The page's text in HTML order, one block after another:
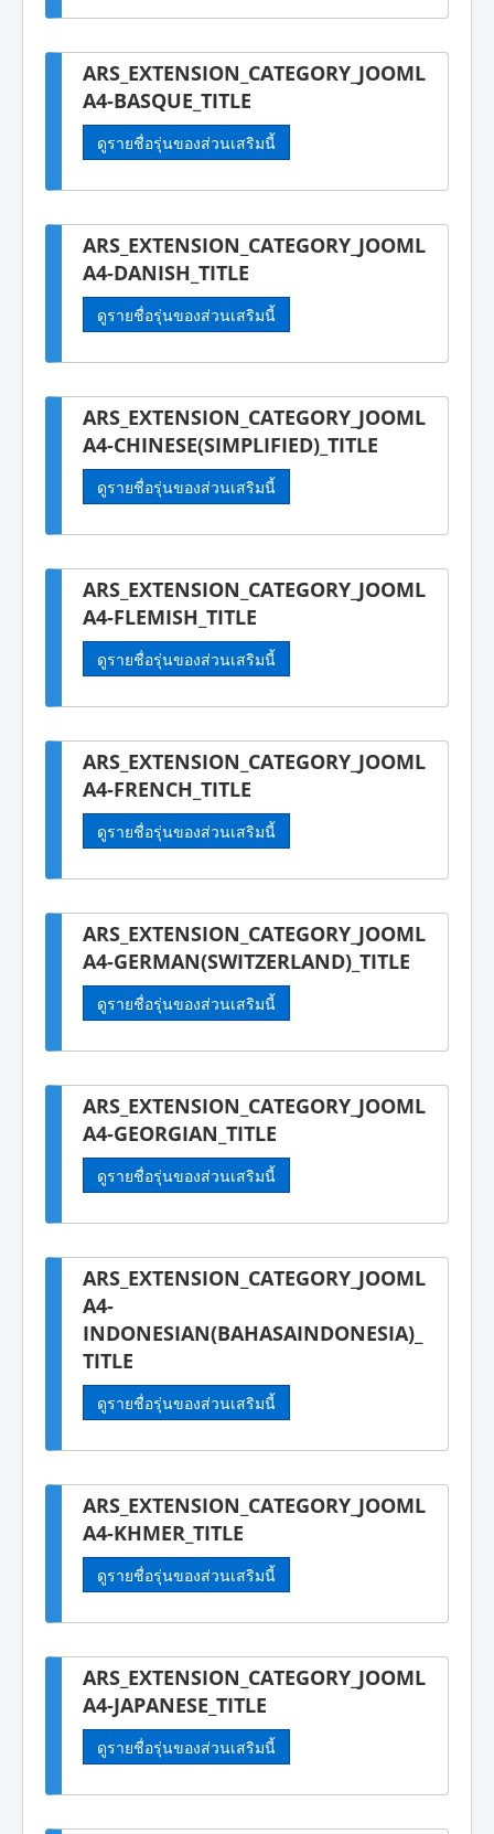
ARS_EXTENSION_CATEGORY_JOOML
A4-BASQUE_TITLE
ดูรายชื่อรุ่นของส่วนเสริมนี้
ARS_EXTENSION_CATEGORY_JOOML
A4-DANISH_TITLE
ดูรายชื่อรุ่นของส่วนเสริมนี้
ARS_EXTENSION_CATEGORY_JOOML
A4-CHINESE(SIMPLIFIED)_TITLE
ดูรายชื่อรุ่นของส่วนเสริมนี้
ARS_EXTENSION_CATEGORY_JOOML
A4-FLEMISH_TITLE
ดูรายชื่อรุ่นของส่วนเสริมนี้
ARS_EXTENSION_CATEGORY_JOOML
A4-FRENCH_TITLE
ดูรายชื่อรุ่นของส่วนเสริมนี้
ARS_EXTENSION_CATEGORY_JOOML
A4-GERMAN(SWITZERLAND)_TITLE
ดูรายชื่อรุ่นของส่วนเสริมนี้
ARS_EXTENSION_CATEGORY_JOOML
A4-GEORGIAN_TITLE
ดูรายชื่อรุ่นของส่วนเสริมนี้
ARS_EXTENSION_CATEGORY_JOOML
A4-
INDONESIAN(BAHASAINDONESIA)_
TITLE
ดูรายชื่อรุ่นของส่วนเสริมนี้
ARS_EXTENSION_CATEGORY_JOOML
A4-KHMER_TITLE
ดูรายชื่อรุ่นของส่วนเสริมนี้
ARS_EXTENSION_CATEGORY_JOOML
A4-JAPANESE_TITLE
ดูรายชื่อรุ่นของส่วนเสริมนี้